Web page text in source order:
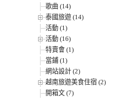
歌曲 (14)
泰國旅遊 (14)
活動 (1)
活動 (16)
特賣會 (1)
當鋪 (1)
網站設計 (2)
越南旅遊美食住宿 (2)
開箱文 (7)